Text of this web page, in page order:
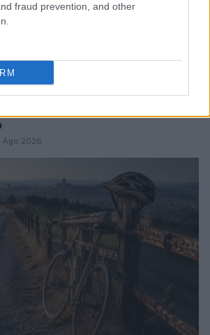
fraud prevention, and other
Ago 2026